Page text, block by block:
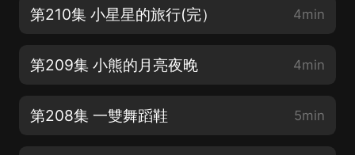
第210集 小星星的旅行(完） 4min
第209集 小熊的月亮夜晚 4min
第208集 一雙舞蹈鞋 5min